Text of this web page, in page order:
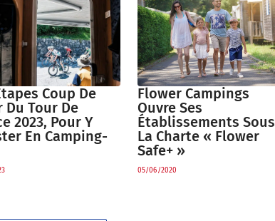
Coup De
Du Tour De
2023, Pour Y
En Camping-
Flower Campings
Ouvre Ses
Établissements Sous
La Charte « Flower
Safe+ »
05/06/2020